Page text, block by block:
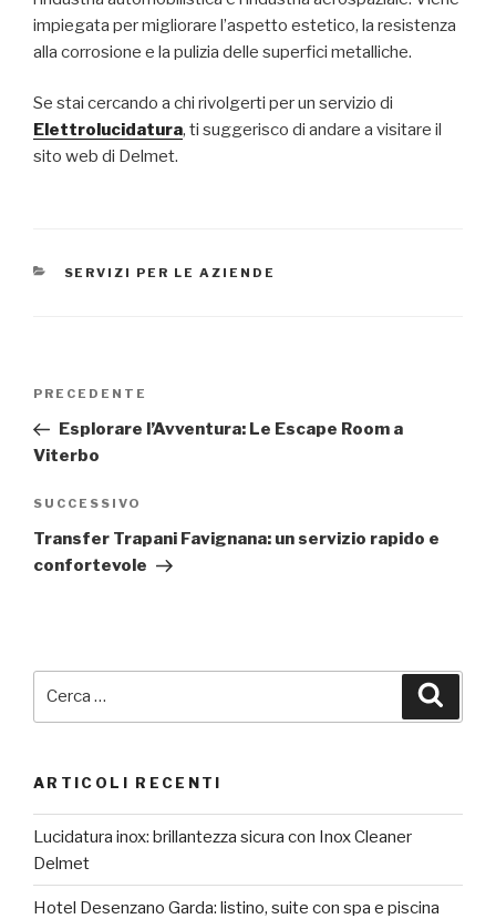
impiegata per migliorare l’aspetto estetico, la resistenza
alla corrosione e la pulizia delle superfici metalliche.
Se stai cercando a chi rivolgerti per un servizio di
Elettrolucidatura, ti suggerisco di andare a visitare il
sito web di Delmet.
CATEGORIE
SERVIZI PER LE AZIENDE
Articolo
precedente:
PRECEDENTE
Esplorare l’Avventura: Le Escape Room a
Viterbo
Articolo
successivo
SUCCESSIVO
Transfer Trapani Favignana: un servizio rapido e
confortevole
ARTICOLI RECENTI
Lucidatura inox: brillantezza sicura con Inox Cleaner
Delmet
Hotel Desenzano Garda: listino, suite con spa e piscina